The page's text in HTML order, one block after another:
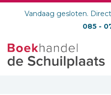
Vandaag gesloten.
085 -